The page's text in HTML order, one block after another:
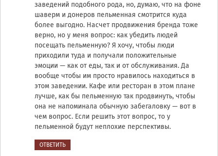
заведений подобного рода, но, думаю, что на фоне
шаверм и донеров пельменная смотрится куда
более выгодно. Насчет продвижения бренда тоже
верно, но у меня вопрос: как убедить людей
посещать пельменную? Я хочу, чтобы люди
приходили туда и получали положительные
эмоции — как от еды, так и от обслуживания. Да
вообще чтобы им просто нравилось находиться в
этом заведении. Кафе или ресторан в этом плане
лучше, как бы пельменную так продвинуть, чтобы
она не напоминала обычную забегаловку — вот в
чем вопрос. Если решить этот вопрос, то у
пельменной будут неплохие перспективы.
ОТВЕТИТЬ